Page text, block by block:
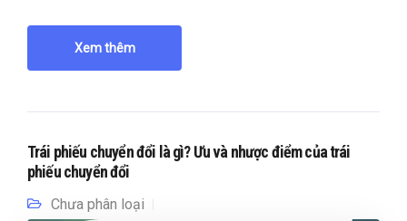
Xem thêm
Trái phiếu chuyển đổi là gì? Ưu và nhược điểm của trái
phiếu chuyển đổi
Chưa phân loại